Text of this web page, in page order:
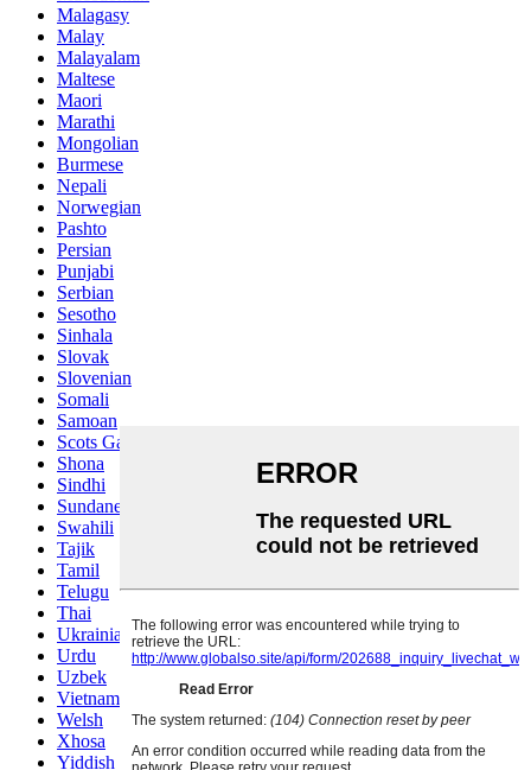
Malagasy
Malay
Malayalam
Maltese
Maori
Marathi
Mongolian
Burmese
Nepali
Norwegian
Pashto
Persian
Punjabi
Serbian
Sesotho
Sinhala
Slovak
Slovenian
Somali
Samoan
Scots Gaelic
Shona
Sindhi
Sundanese
Swahili
Tajik
Tamil
Telugu
Thai
Ukrainian
Urdu
Uzbek
Vietnamese
Welsh
Xhosa
Yiddish